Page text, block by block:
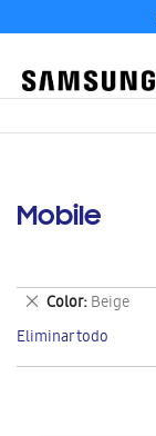
Mobile
Color Beige
Eliminar
este
artículo
Eliminar todo